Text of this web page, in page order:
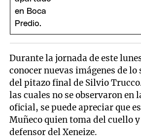
Durante la jornada de este
conocer nuevas imágenes de lo
del pitazo final de Silvio
las cuales no se observaron en
oficial, se puede apreciar que
Muñeco quien toma del cuello
defensor del Xeneize.